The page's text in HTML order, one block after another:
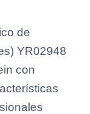
de
YR02948
con